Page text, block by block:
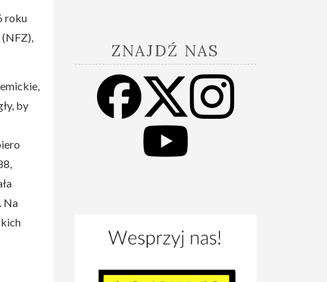
roku
(NFZ),
by
Na
ZNAJDŹ NAS